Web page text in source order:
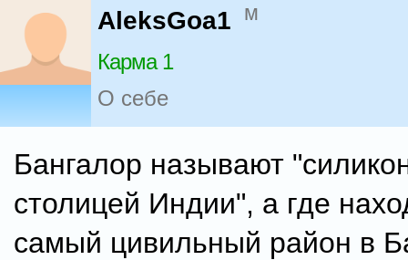
AleksGoa1 м
Карма 1
О себе
Бангалор называют
столицей Индии", а где
самый цивильный район в